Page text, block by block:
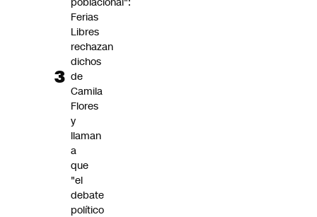
Ferias
Libres
rechazan
dichos
de
Camila
Flores
y
llaman
a
que
"el
debate
político